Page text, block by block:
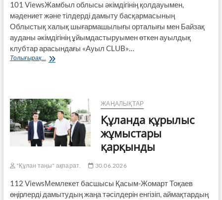
ЖАРЛЫҒЫНА
СӘЙКЕС,
АУЫЛДЫҚ
ОКРУГ
ӘКІМДЕРІ
ТҰРҒЫНДАРМЕН
КЕЗДЕСУ
101 ViewsЖамбыл облысы әкімдігінің қолдауымен,
мәдениет және тілдерді дамыту басқармасының
Облыстық халық шығармашылығы орталығы мен Байзақ
ауданы әкімдігінің ұйымдастыруымен өткен ауылдық
клубтар арасындағы «Ауыл CLUB»…
Толығырақ... Жүлделі
ЖАҢАЛЫҚТАР
Құланда құрылыс
жұмыстары
қарқынды
"Құлан таңы" ақпарат. 30.06.2026
112 ViewsМемлекет басшысы Қасым-Жомарт Тоқаев
өңірлерді дамытудың жаңа тәсілдерін енгізіп, аймақтардың